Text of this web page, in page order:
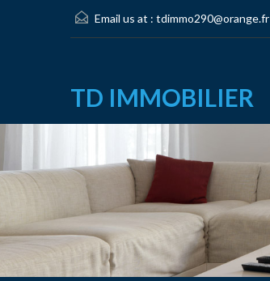
Email us at : tdimmo290@orange.fr
TD IMMOBILIER